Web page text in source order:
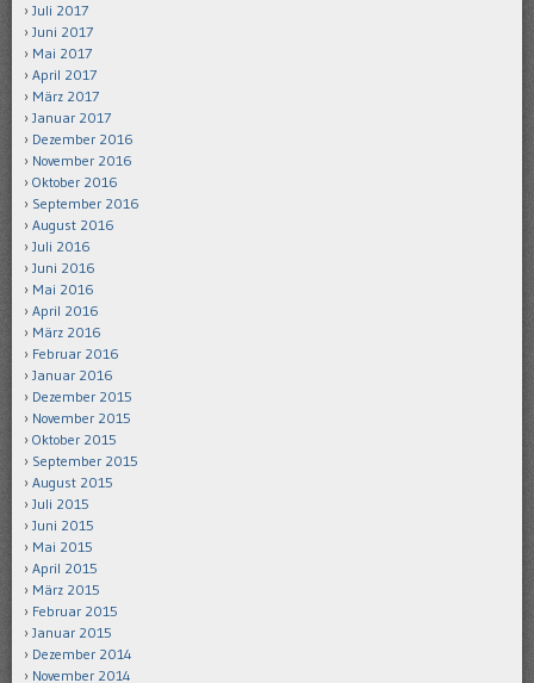
Juli 2017
Juni 2017
Mai 2017
April 2017
März 2017
Januar 2017
Dezember 2016
November 2016
Oktober 2016
September 2016
August 2016
Juli 2016
Juni 2016
Mai 2016
April 2016
März 2016
Februar 2016
Januar 2016
Dezember 2015
November 2015
Oktober 2015
September 2015
August 2015
Juli 2015
Juni 2015
Mai 2015
April 2015
März 2015
Februar 2015
Januar 2015
Dezember 2014
November 2014